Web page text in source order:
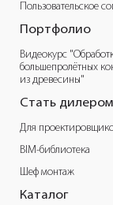
Пользовательское
Портфолио
Видеокурс
большепролётных
из древесины"
Стать дилером
Для
BIM-библиотека
Шеф монтаж
Каталог